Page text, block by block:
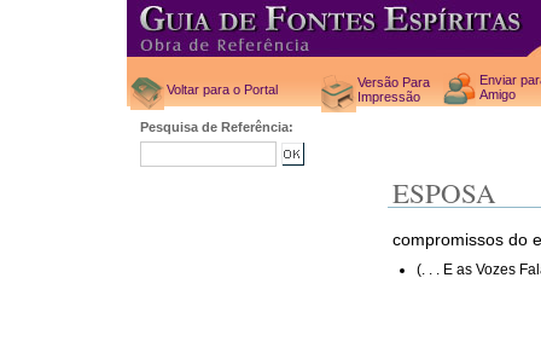
Voltar para o Portal
Versão Para
Impressão
Enviar
Amigo
Pesquisa de Referência:
ESPOSA
compromissos do
(. . . E as Vozes